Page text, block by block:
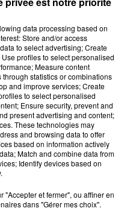
data processing based on
Store and/or access
to select advertising; Create
profiles to select personalised
Measure content
statistics or combinations
and improve services; Create
to select personalised
Ensure security, prevent and
present advertising and content;
These technologies may
and browsing data to offer
based on information actively
Match and combine data from
Identify devices based on
"Accepter et fermer", ou affiner en
dans "Gérer mes choix".